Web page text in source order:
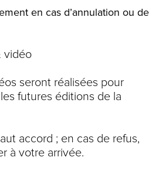
en cas d’annulation ou de
vidéo
seront réalisées pour
futures éditions de la
accord ; en cas de refus,
à votre arrivée.